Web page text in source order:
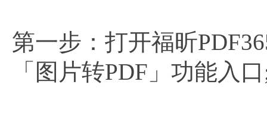
第一步：打开福昕
「图片转PDF」功能入